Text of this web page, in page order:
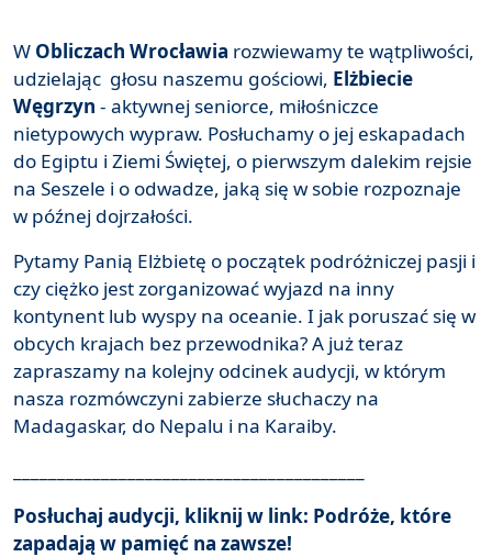
W Obliczach Wrocławia rozwiewamy te wątpliwości,
udzielając głosu naszemu gościowi, Elżbiecie
Węgrzyn - aktywnej seniorce, miłośniczce
nietypowych wypraw. Posłuchamy o jej eskapadach
do Egiptu i Ziemi Świętej, o pierwszym dalekim rejsie
na Seszele i o odwadze, jaką się w sobie rozpoznaje
w późnej dojrzałości.
Pytamy Panią Elżbietę o początek podróżniczej pasji i
czy ciężko jest zorganizować wyjazd na inny
kontynent lub wyspy na oceanie. I jak poruszać się w
obcych krajach bez przewodnika? A już teraz
zapraszamy na kolejny odcinek audycji, w którym
nasza rozmówczyni zabierze słuchaczy na
Madagaskar, do Nepalu i na Karaiby.
Posłuchaj audycji, kliknij w link: Podróże, które
zapadają w pamięć na zawsze!